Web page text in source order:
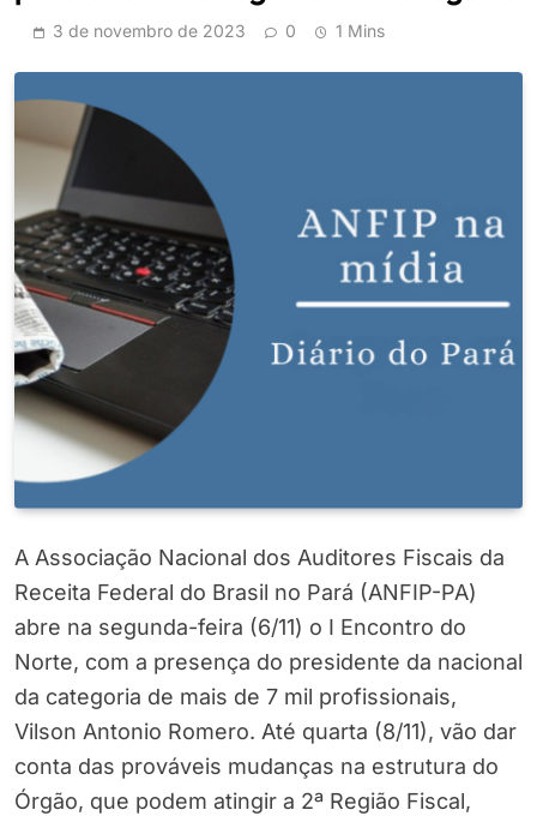
3 de novembro de 2023 0 1 Mins
A Associação Nacional dos Auditores Fiscais da
Receita Federal do Brasil no Pará (ANFIP-PA)
abre na segunda-feira (6/11) o I Encontro do
Norte, com a presença do presidente da nacional
da categoria de mais de 7 mil profissionais,
Vilson Antonio Romero. Até quarta (8/11), vão dar
conta das prováveis mudanças na estrutura do
Órgão, que podem atingir a 2ª Região Fiscal,